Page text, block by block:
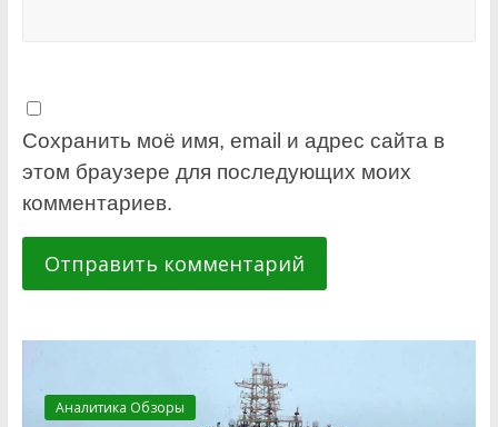
Сохранить моё имя, email и адрес сайта в
этом браузере для последующих моих
комментариев.
Аналитика Обзоры